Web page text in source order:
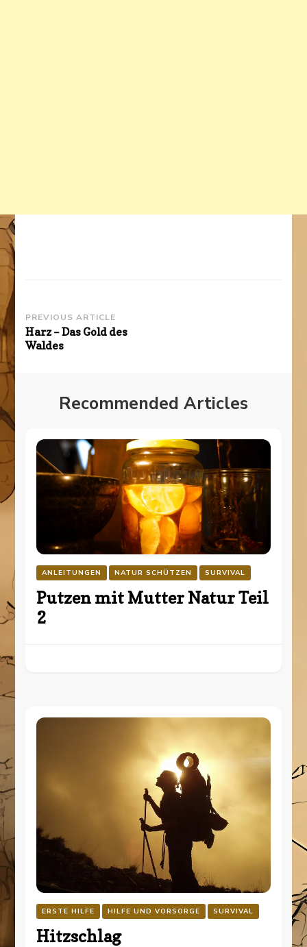
Post
Navigation
PREVIOUS ARTICLE
Harz – Das Gold des
Waldes
Recommended Articles
ANLEITUNGEN NATUR SCHÜTZEN SURVIVAL
Putzen mit Mutter Natur Teil
2
ERSTE HILFE HILFE UND VORSORGE SURVIVAL
Hitzschlag